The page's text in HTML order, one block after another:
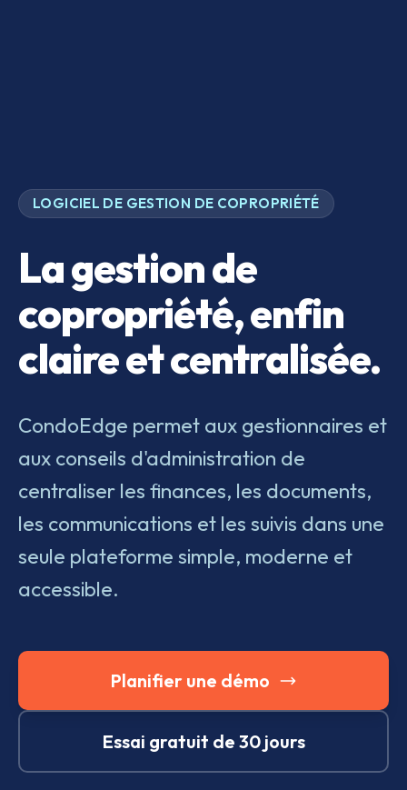
LOGICIEL DE GESTION DE COPROPRIÉTÉ
La gestion de
copropriété, enfin
claire et centralisée.
CondoEdge permet aux gestionnaires et
aux conseils d'administration de
centraliser les finances, les documents,
les communications et les suivis dans une
seule plateforme simple, moderne et
accessible.
Planifier une démo
Essai gratuit de 30 jours